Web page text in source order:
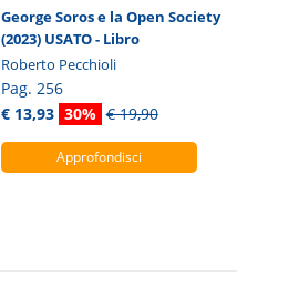
George Soros e la Open Society
(2023) USATO - Libro
Roberto Pecchioli
Pag. 256
€ 13,93 30% € 19,90
Approfondisci